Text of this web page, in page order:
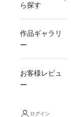
ら探す
作品ギャラリ
ー
お客様レビュ
ー
ログイン